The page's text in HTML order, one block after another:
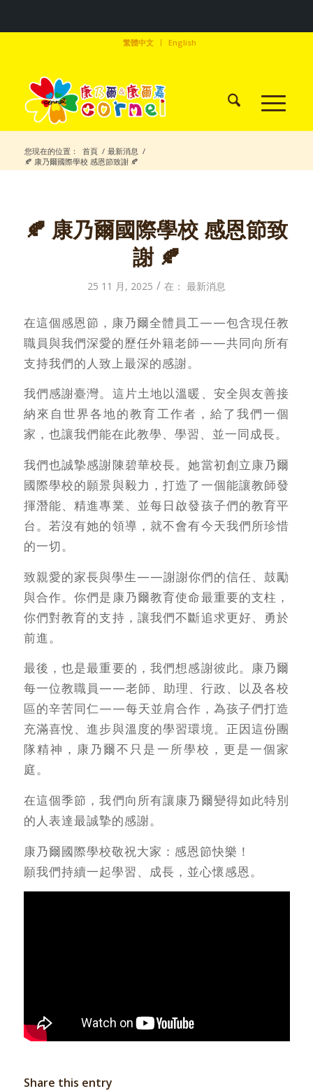
繁體中文 English
您現在的位置： 首頁 / 最新消息 /
🍂 康乃爾國際學校 感恩節致謝 🍂
🍂 康乃爾國際學校 感恩節致
謝 🍂
25 11 月, 2025 / 在： 最新消息
在這個感恩節，康乃爾全體員工——包含現任教
職員與我們深愛的歷任外籍老師——共同向所有
支持我們的人致上最深的感謝。
我們感謝臺灣。這片土地以溫暖、安全與友善接
納來自世界各地的教育工作者，給了我們一個
家，也讓我們能在此教學、學習、並一同成長。
我們也誠摯感謝陳碧華校長。她當初創立康乃爾
國際學校的願景與毅力，打造了一個能讓教師發
揮潛能、精進專業、並每日啟發孩子們的教育平
台。若沒有她的領導，就不會有今天我們所珍惜
的一切。
致親愛的家長與學生——謝謝你們的信任、鼓勵
與合作。你們是康乃爾教育使命最重要的支柱，
你們對教育的支持，讓我們不斷追求更好、勇於
前進。
最後，也是最重要的，我們想感謝彼此。康乃爾
每一位教職員——老師、助理、行政、以及各校
區的辛苦同仁——每天並肩合作，為孩子們打造
充滿喜悅、進步與溫度的學習環境。正因這份團
隊精神，康乃爾不只是一所學校，更是一個家
庭。
在這個季節，我們向所有讓康乃爾變得如此特別
的人表達最誠摯的感謝。
康乃爾國際學校敬祝大家：感恩節快樂！
願我們持續一起學習、成長，並心懷感恩。
Share this entry